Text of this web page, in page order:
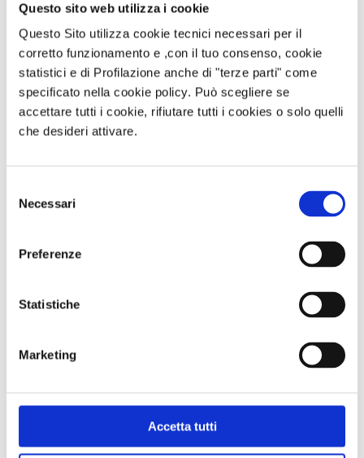
Questo sito web utilizza i cookie
Questo Sito utilizza cookie tecnici necessari per il
corretto funzionamento e ,con il tuo consenso, cookie
statistici e di Profilazione anche di "terze parti" come
specificato nella cookie policy. Può scegliere se
accettare tutti i cookie, rifiutare tutti i cookies o solo quelli
che desideri attivare.
delNecessari
Preferenze
Statistiche
Marketing
Accetta tutti
visitare fisicamente un medico o un ospedale
Educazione e prevenzione
Le app mHealth forniscono informazioni sulla
salute, consigli per uno stile di vita sano e
promuovono la prevenzione delle malattie
attraverso programmi di screening, notifiche e
sanitaria
Le app mHealth possono aiutare a migliorare
mHealth e Digital